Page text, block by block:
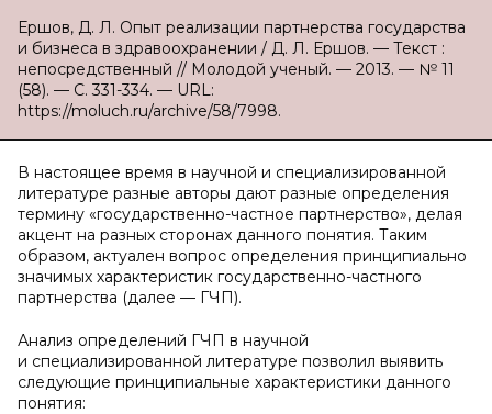
Ершов, Д. Л. Опыт реализации партнерства государства
и бизнеса в здравоохранении / Д. Л. Ершов. — Текст :
непосредственный // Молодой ученый. — 2013. — № 11
(58). — С. 331-334. — URL:
https://moluch.ru/archive/58/7998.
В настоящее время в научной и специализированной
литературе разные авторы дают разные определения
термину «государственно-частное партнерство», делая
акцент на разных сторонах данного понятия. Таким
образом, актуален вопрос определения принципиально
значимых характеристик государственно-частного
партнерства (далее — ГЧП).
Анализ определений ГЧП в научной
и специализированной литературе позволил выявить
следующие принципиальные характеристики данного
понятия: